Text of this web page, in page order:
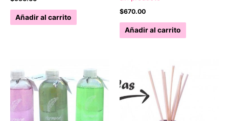
Añadir al carrito
$670.00
Añadir al carrito